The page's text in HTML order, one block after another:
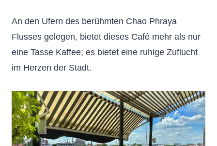
An den Ufern des berühmten Chao Phraya
Flusses gelegen, bietet dieses Café mehr als nur
eine Tasse Kaffee; es bietet eine ruhige Zuflucht
im Herzen der Stadt.